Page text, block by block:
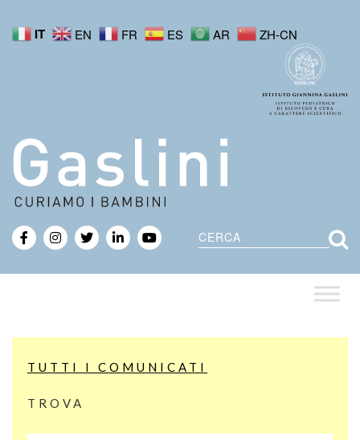
IT EN FR ES AR ZH-CN
Cerca
TUTTI I COMUNICATI
TROVA